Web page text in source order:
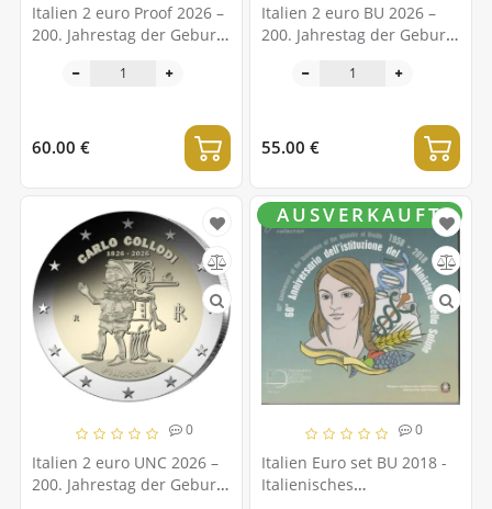
Italien 2 euro Proof 2026 –
200. Jahrestag der Geburt
60.00 €
Italien 2 euro BU 2026 –
200. Jahrestag der Geburt
55.00 €
0
Italien 2 euro UNC 2026 –
200. Jahrestag der Geburt
0
Italien Euro set BU 2018 -
Italienisches
AUSVERKAUFT